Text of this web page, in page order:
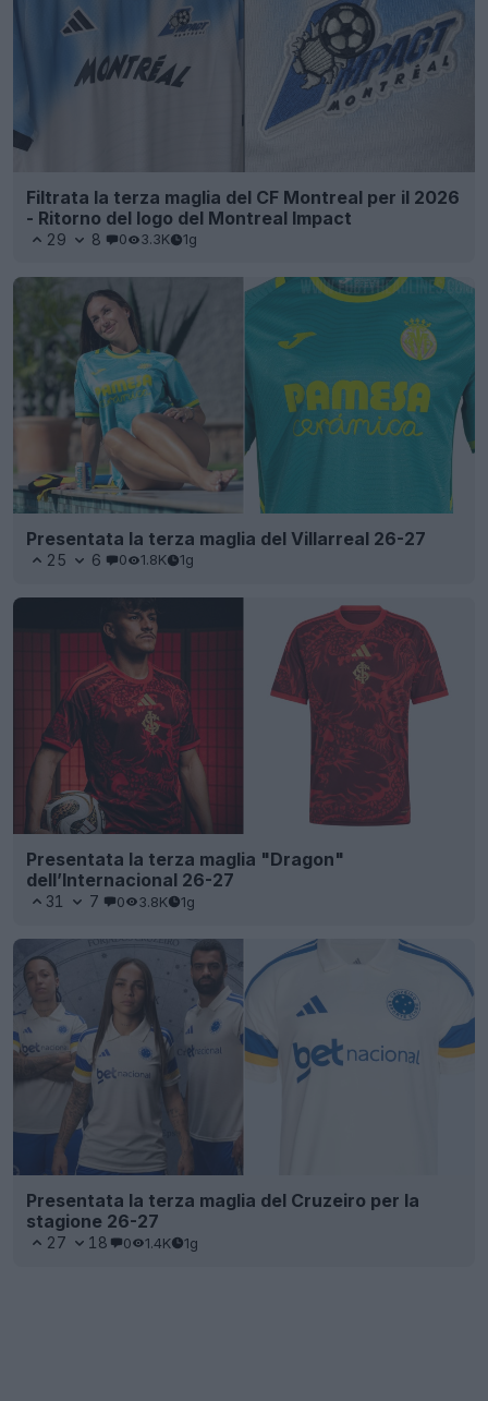
Filtrata la terza maglia del CF Montreal per il 2026
- Ritorno del logo del Montreal Impact
29 8 0 3.3K 1g
Presentata la terza maglia del Villarreal 26-27
25 6 0 1.8K 1g
Presentata la terza maglia "Dragon"
dell’Internacional 26-27
31 7 0 3.8K 1g
Presentata la terza maglia del Cruzeiro per la
stagione 26-27
27 18 0 1.4K 1g